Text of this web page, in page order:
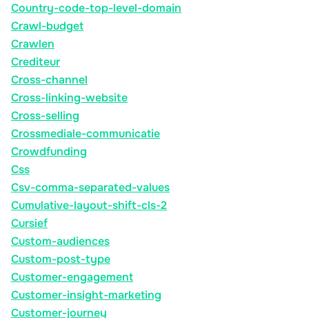
Country-code-top-level-domain
Crawl-budget
Crawlen
Crediteur
Cross-channel
Cross-linking-website
Cross-selling
Crossmediale-communicatie
Crowdfunding
Css
Csv-comma-separated-values
Cumulative-layout-shift-cls-2
Cursief
Custom-audiences
Custom-post-type
Customer-engagement
Customer-insight-marketing
Customer-journey